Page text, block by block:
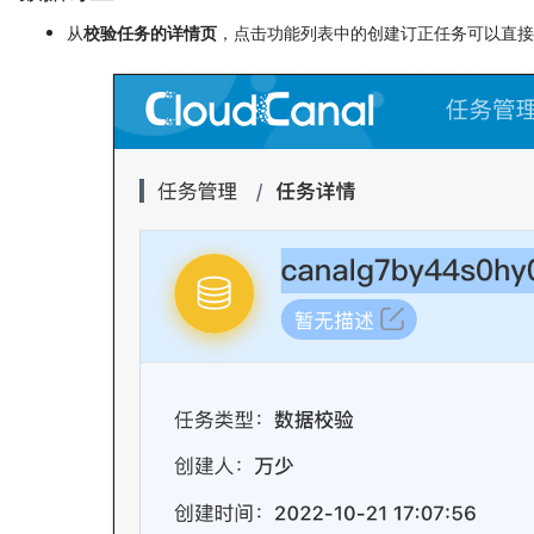
从校验任务的详情页 ，点击功能列表中的创建订正任务可以直